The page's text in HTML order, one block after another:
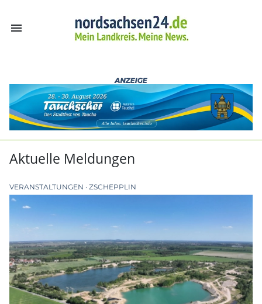
menu
Aktuelle Meldungen
VERANSTALTUNGEN ZSCHEPPLIN